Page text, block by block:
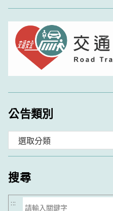
公告類別
類
搜尋
搜
:::